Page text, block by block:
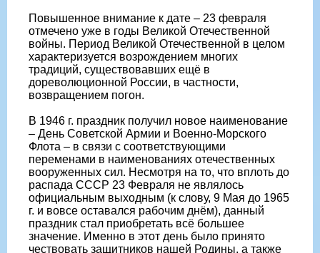
Повышенное внимание к дате – 23 февраля
отмечено уже в годы Великой Отечественной
войны. Период Великой Отечественной в целом
характеризуется возрождением многих
традиций, существовавших ещё в
дореволюционной России, в частности,
возвращением погон.
В 1946 г. праздник получил новое наименование
– День Советской Армии и Военно-Морского
Флота – в связи с соответствующими
переменами в наименованиях отечественных
вооруженных сил. Несмотря на то, что вплоть до
распада СССР 23 Февраля не являлось
официальным выходным (к слову, 9 Мая до 1965
г. и вовсе оставался рабочим днём), данный
праздник стал приобретать всё большее
значение. Именно в этот день было принято
чествовать защитников нашей Родины, а также